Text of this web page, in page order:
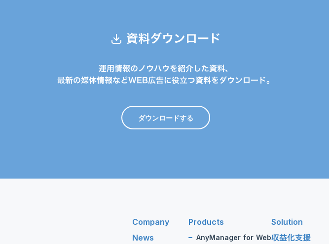
資料ダウンロード
運用情報のノウハウを紹介した資料、
最新の媒体情報などWEB広告に役立つ資料をダウンロード。
ダウンロードする
Company
News
Products
AnyManager for Web
Solution
収益化支援